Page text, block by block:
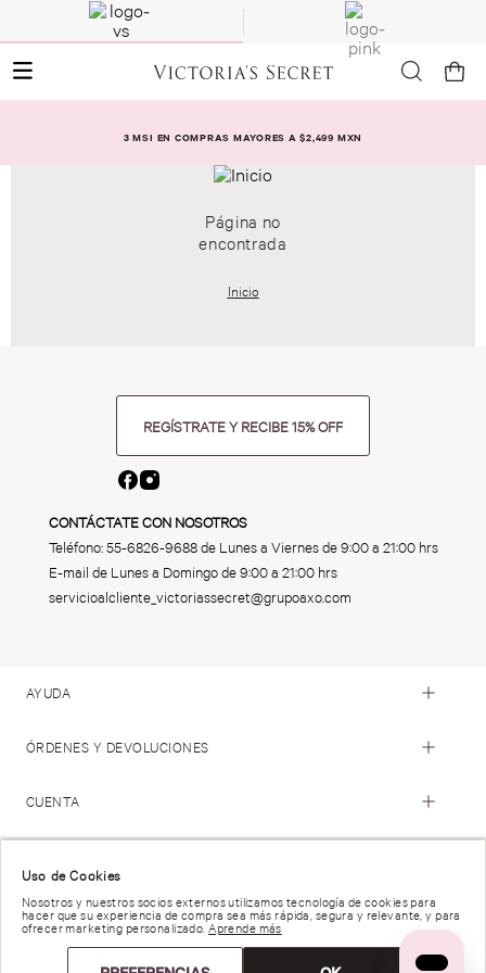
3 MSI EN COMPRAS MAYORES A $2,499 MXN
Uso de Cookies
Nosotros y nuestros socios externos utilizamos tecnología de cookies para
hacer que su experiencia de compra sea más rápida, segura y relevante, y para
ofrecer marketing personalizado. Aprende más
Página no
encontrada
Inicio
REGÍSTRATE Y RECIBE 15% OFF
CONTÁCTATE CON NOSOTROS
Teléfono:55-6826-9688de Lunes a Viernes de 9:00 a 21:00 hrs
E-mail de Lunes a Domingo de 9:00 a 21:00 hrs
servicioalcliente_victoriassecret@grupoaxo.com
AYUDA
ÓRDENES Y DEVOLUCIONES
CUENTA
Términos de Uso |Privacidad y Seguridad |
Derechos de Privacidad |Preferencias de anuncios |